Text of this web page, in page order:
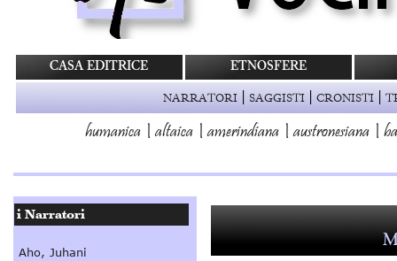
CASA EDITRICE ETNOSFERE
NARRATORI | SAGGISTI | CRONISTI |
humanica |altaica |amerindiana |austronesiana |